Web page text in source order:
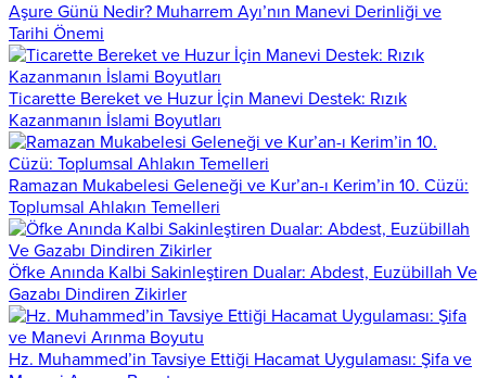
Aşure Günü Nedir? Muharrem Ayı’nın Manevi Derinliği ve
Tarihi Önemi
Ticarette Bereket ve Huzur İçin Manevi Destek: Rızık
Kazanmanın İslami Boyutları
Ramazan Mukabelesi Geleneği ve Kur’an-ı Kerim’in 10. Cüzü:
Toplumsal Ahlakın Temelleri
Öfke Anında Kalbi Sakinleştiren Dualar: Abdest, Euzübillah Ve
Gazabı Dindiren Zikirler
Hz. Muhammed’in Tavsiye Ettiği Hacamat Uygulaması: Şifa ve